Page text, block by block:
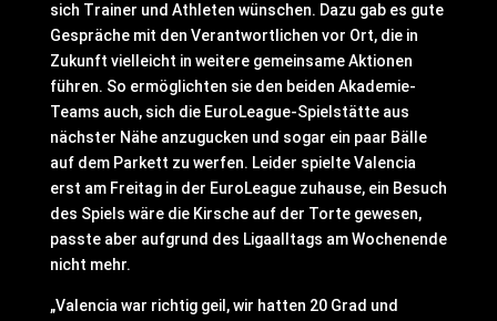
sich Trainer und Athleten wünschen. Dazu gab es gute
Gespräche mit den Verantwortlichen vor Ort, die in
Zukunft vielleicht in weitere gemeinsame Aktionen
führen. So ermöglichten sie den beiden Akademie-
Teams auch, sich die EuroLeague-Spielstätte aus
nächster Nähe anzugucken und sogar ein paar Bälle
auf dem Parkett zu werfen. Leider spielte Valencia
erst am Freitag in der EuroLeague zuhause, ein Besuch
des Spiels wäre die Kirsche auf der Torte gewesen,
passte aber aufgrund des Ligaalltags am Wochenende
nicht mehr.
„Valencia war richtig geil, wir hatten 20 Grad und